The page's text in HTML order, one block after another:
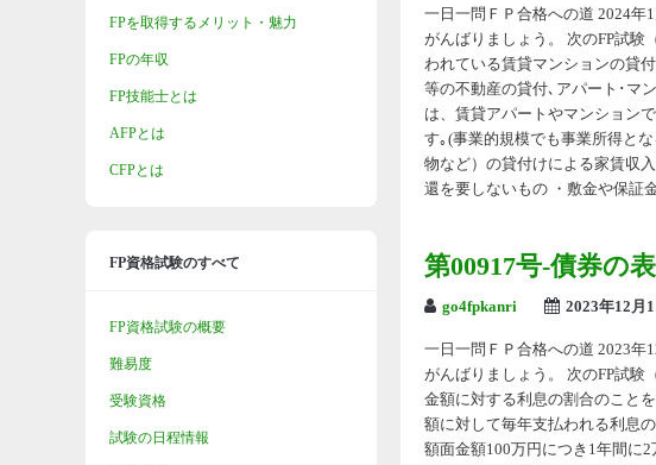
一日一問ＦＰ合格への道 2024年
がんばりましょう。 次のFP試験
われている賃貸マンションの貸
等の不動産の貸付､アパート･マ
は、賃貸アパートやマンション
す｡(事業的規模でも事業所得と
物など）の貸付けによる家賃収
還を要しないもの ・敷金や保証
第00917号-債券の
go4fpkanri 2023年12月
一日一問ＦＰ合格への道 2023年
がんばりましょう。 次のFP試験
金額に対する利息の割合のこと
額に対して毎年支払われる利息
額面金額100万円につき1年間に
FPを取得するメリット・魅力
FPの年収
FP技能士とは
AFPとは
CFPとは
FP資格試験のすべて
FP資格試験の概要
難易度
受験資格
試験の日程情報